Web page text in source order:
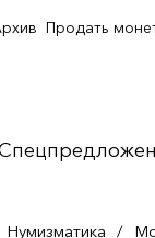
Продать
Нумизматика /